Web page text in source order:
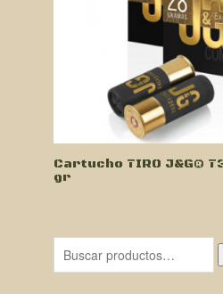
Cartucho TIRO J&G®
gr